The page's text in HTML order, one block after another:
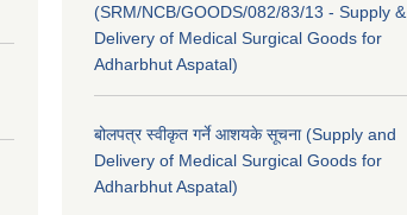
(SRM/NCB/GOODS/082/83/13 - Supply &
Delivery of Medical Surgical Goods for
Adharbhut Aspatal)
बोलपत्र स्वीकृत गर्ने आशयके सूचना (Supply and
Delivery of Medical Surgical Goods for
Adharbhut Aspatal)